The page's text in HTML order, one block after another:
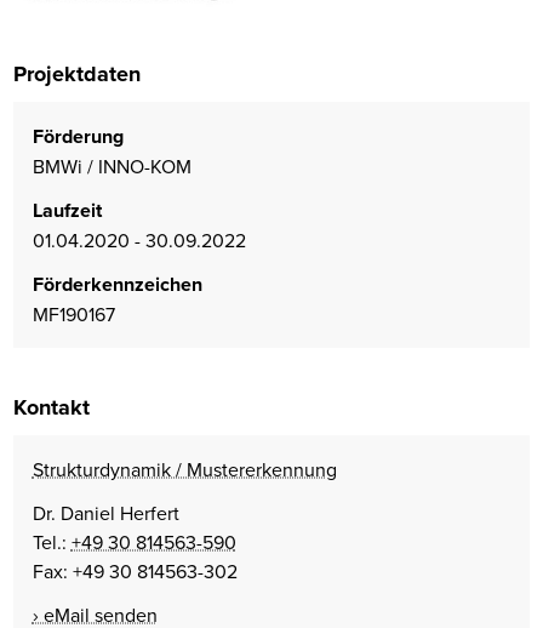
Projektdaten
Förderung
BMWi / INNO-KOM
Laufzeit
01.04.2020 - 30.09.2022
Förderkennzeichen
MF190167
Kontakt
Strukturdynamik / Mustererkennung
Dr. Daniel Herfert
Tel.: +49 30 814563-590
Fax: +49 30 814563-302
eMail senden